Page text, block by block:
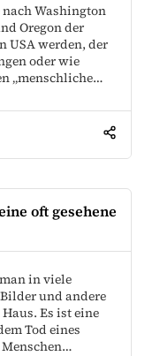
Washington
Oregon der
USA werden, der
oder wie
„menschliche…
oft gesehene
in viele
und andere
Es ist eine
Tod eines